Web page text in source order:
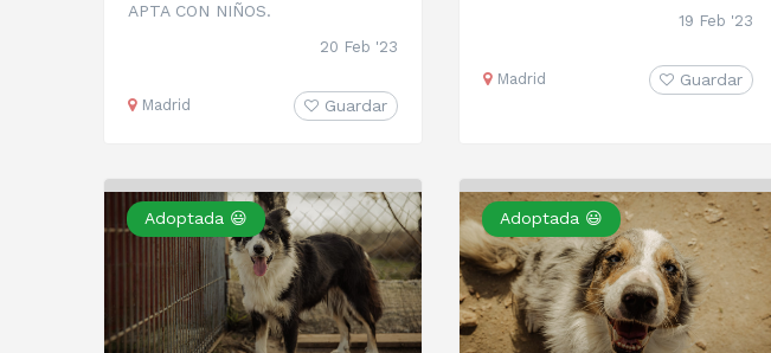
APTA CON NIÑOS.
20 Feb '23
Madrid Guardar
19 Feb '23
Madrid Guardar
Adoptada 😃 Adoptada 😃